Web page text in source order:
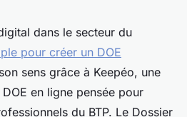
dans le secteur du
pour créer un DOE
sens grâce à Keepéo, une
en ligne pensée pour
du BTP. Le Dossier